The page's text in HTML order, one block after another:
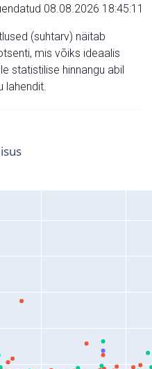
08.08.2026 18:45:11
(suhtarv) näitab
mis võiks ideaalis
statistilise hinnangu abil